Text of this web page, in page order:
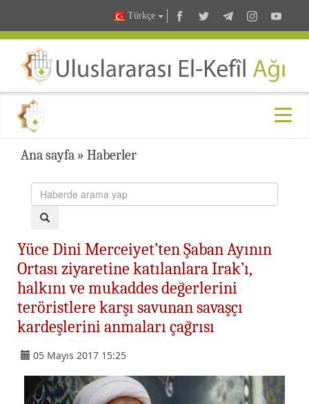
Türkçe
Ana sayfa » Haberler
Yüce Dini Merceiyet’ten Şaban Ayının
Ortası ziyaretine katılanlara Irak’ı,
halkını ve mukaddes değerlerini
teröristlere karşı savunan savaşçı
kardeşlerini anmaları çağrısı
05 Mayıs 2017 15:25